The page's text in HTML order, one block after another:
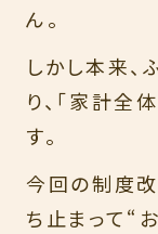
ん。
しかし本来、
り、「家計全
す。
今回の制度改
ち止まって“